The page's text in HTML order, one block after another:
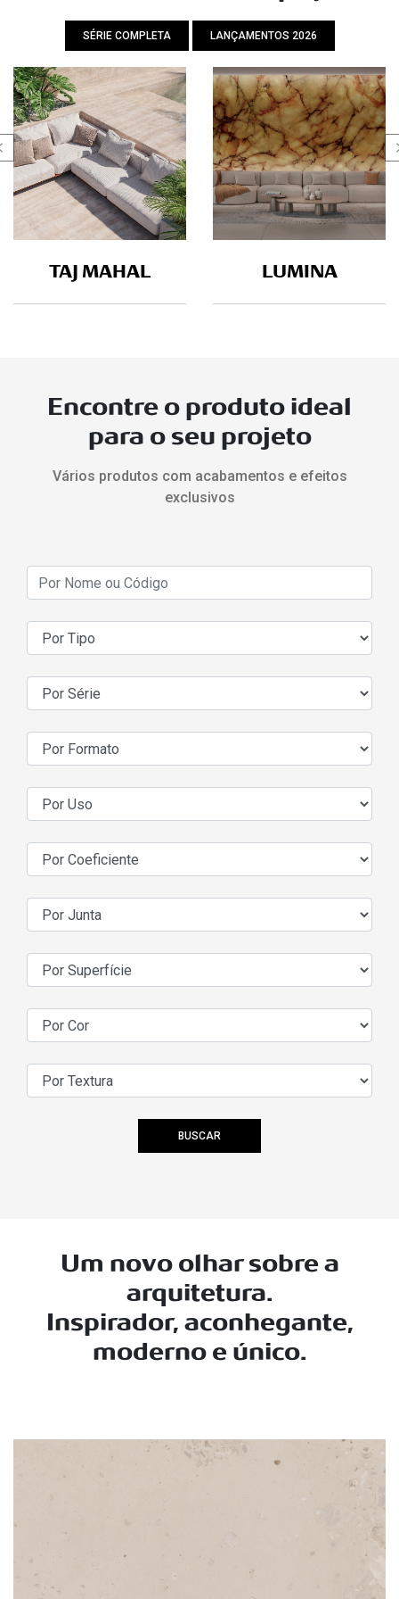
SÉRIE COMPLETA LANÇAMENTOS 2026
TAJ MAHAL LUMINA
Encontre o produto ideal
para o seu projeto
Vários produtos com acabamentos e efeitos
exclusivos
BUSCAR
Um novo olhar sobre a
arquitetura.
Inspirador, aconhegante,
moderno e único.